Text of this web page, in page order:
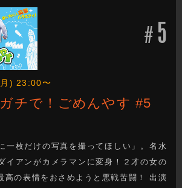
# 5
) 23:00〜
チで！ごめんやす #5
一枚だけの写真を撮ってほしい」。名水
イアンがカメラマンに変身！２才の女の
高の表情をおさめようと悪戦苦闘！ 出演